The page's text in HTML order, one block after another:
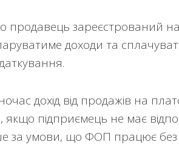
продавець зареєстрований на
доходи та
дохід від продажів на
якщо підприємець не має
за умови, що ФОП працює без